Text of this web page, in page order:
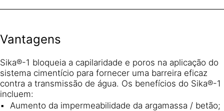
Vantagens
Sika®-1 bloqueia a capilaridade e poros na aplicação do
sistema cimentício para fornecer uma barreira eficaz
contra a transmissão de água. Os benefícios do Sika®-1
incluem:
Aumento da impermeabilidade da argamassa / betão;